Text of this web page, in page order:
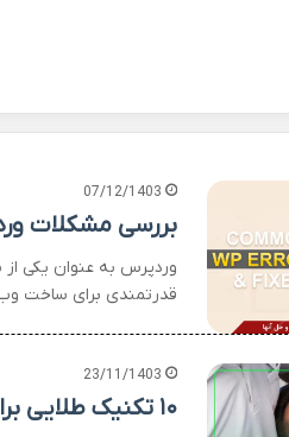
07/12/1403
بررسی مشکلات
قدرتمندی برای ساخت
23/11/1403
۱۰ تکنیک طلایی برای بهبود سئو سایت کلینیک دندانپزشکی